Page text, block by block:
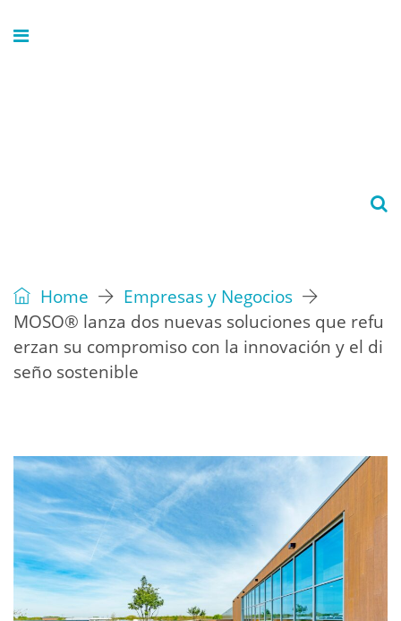
Home
Empresas y Negocios
MOSO® lanza dos nuevas soluciones que refu
erzan su compromiso con la innovación y el di
seño sostenible